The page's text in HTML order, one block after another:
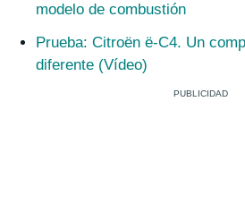
modelo de combustión
Prueba: Citroën ë-C4. Un
diferente (Vídeo)